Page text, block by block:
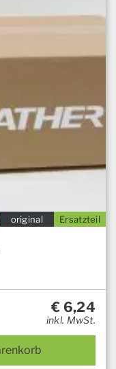
Ersatzteil
original
€ 6,24
inkl. MwSt.